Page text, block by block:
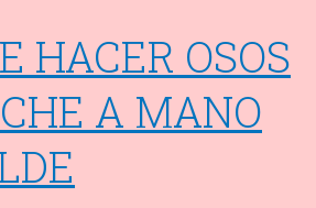
HACER OSOS
A MANO